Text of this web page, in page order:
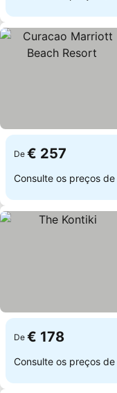
De € 257
Consulte os preços de
De € 178
Consulte os preços de